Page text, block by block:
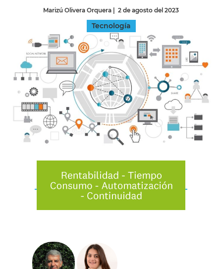
Marizú Olivera Orquera | 2 de agosto del 2023
Tecnología